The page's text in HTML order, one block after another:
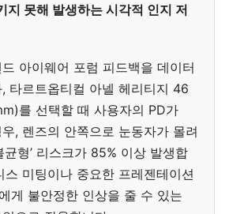
지 못해 발생하는 시각적 인지 저
아이웨어 포럼 피드백을 데이터
타르트옵티컬 아넬 헤리티지 46
를 선택할 때 사용자의 PD가
, 렌즈의 안쪽으로 눈동자가 몰려
균형’ 리스크가 85% 이상 발생합
스 미팅이나 중요한 프레젠테이션
게 불안정한 인상을 줄 수 있는